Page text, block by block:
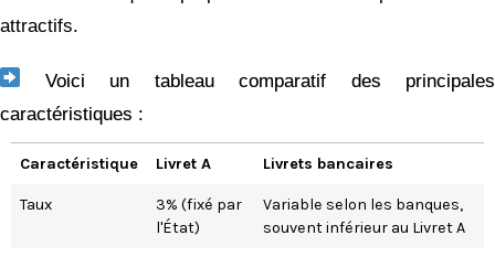
attractifs.
Voici un tableau comparatif des principales
caractéristiques :
Caractéristique Livret A Livrets bancaires
Taux
3% (fixé par
l'État)
Variable selon les banques,
souvent inférieur au Livret A